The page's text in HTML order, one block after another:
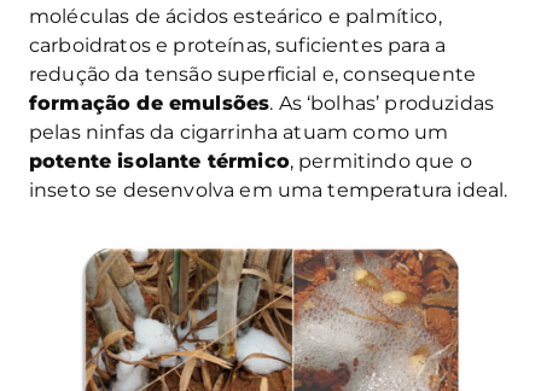
moléculas de ácidos esteárico e palmítico,
carboidratos e proteínas, suficientes para a
redução da tensão superficial e, consequente
formação de emulsões. As ‘bolhas’ produzidas
pelas ninfas da cigarrinha atuam como um
potente isolante térmico, permitindo que o
inseto se desenvolva em uma temperatura ideal.